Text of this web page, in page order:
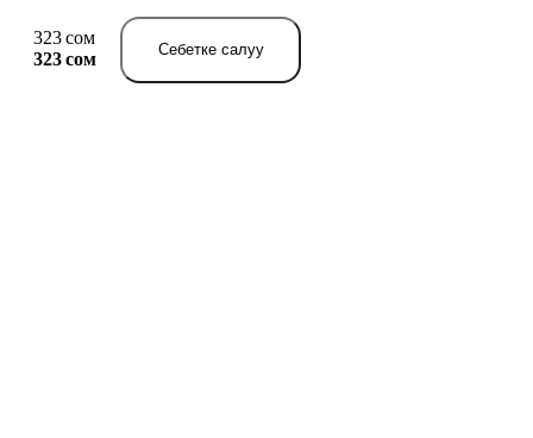
323 сом
323 сом
Себетке салуу